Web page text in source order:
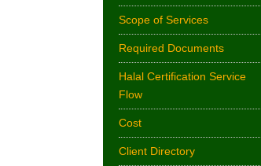
Scope of Services
Required Documents
Halal Certification Service
Flow
Cost
Client Directory